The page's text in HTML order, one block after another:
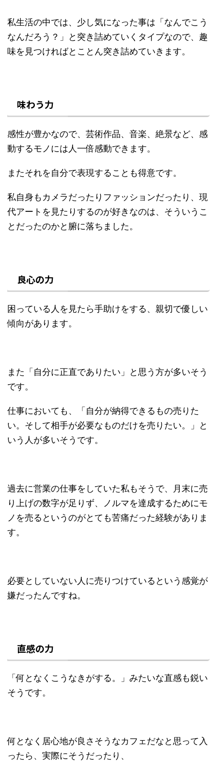
私生活の中では、少し気になった事は「なんでこう
なんだろう？」と突き詰めていくタイプなので、趣
味を見つければとことん突き詰めていきます。
味わう力
感性が豊かなので、芸術作品、音楽、絶景など、感
動するモノには人一倍感動できます。
またそれを自分で表現することも得意です。
私自身もカメラだったりファッションだったり、現
代アートを見たりするのが好きなのは、そういうこ
とだったのかと腑に落ちました。
良心の力
困っている人を見たら手助けをする、親切で優しい
傾向があります。
また「自分に正直でありたい」と思う方が多いそう
です。
仕事においても、「自分が納得できるもの売りた
い。そして相手が必要なものだけを売りたい。」と
いう人が多いそうです。
過去に営業の仕事をしていた私もそうで、月末に売
り上げの数字が足りず、ノルマを達成するためにモ
ノを売るというのがとても苦痛だった経験がありま
す。
必要としていない人に売りつけているという感覚が
嫌だったんですね。
直感の力
「何となくこうなきがする。」みたいな直感も鋭い
そうです。
何となく居心地が良さそうなカフェだなと思って入
ったら、実際にそうだったり、